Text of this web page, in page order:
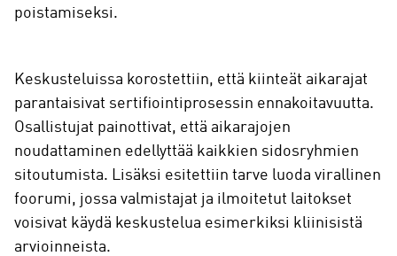
poistamiseksi.
Keskusteluissa korostettiin, että kiinteät aikarajat
parantaisivat sertifiointiprosessin ennakoitavuutta.
Osallistujat painottivat, että aikarajojen
noudattaminen edellyttää kaikkien sidosryhmien
sitoutumista. Lisäksi esitettiin tarve luoda virallinen
foorumi, jossa valmistajat ja ilmoitetut laitokset
voisivat käydä keskustelua esimerkiksi kliinisistä
arvioinneista.